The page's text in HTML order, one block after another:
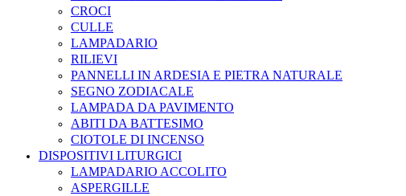
CROCI
CULLE
LAMPADARIO
RILIEVI
PANNELLI IN ARDESIA E PIETRA NATURALE
SEGNO ZODIACALE
LAMPADA DA PAVIMENTO
ABITI DA BATTESIMO
CIOTOLE DI INCENSO
DISPOSITIVI LITURGICI
LAMPADARIO ACCOLITO
ASPERGILLE